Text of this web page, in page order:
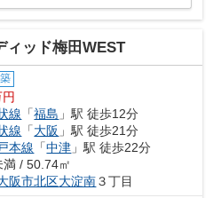
ィッド梅田WEST
線 「福島 」駅 徒歩12分
線 「大阪 」駅 徒歩21分
本線 「中津 」駅 徒歩22分
満 / 50.74㎡
阪市北区大淀南３丁目